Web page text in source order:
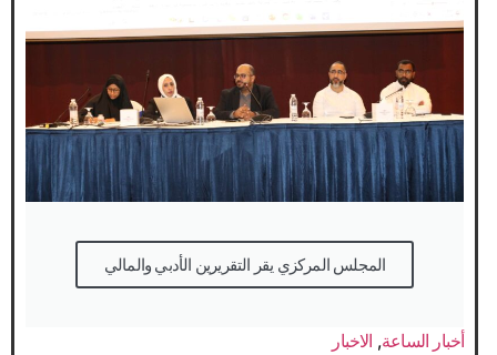
المجلس المركزي يقر التقريرين الأدبي والمالي
أخبار الساعة, الاخبار